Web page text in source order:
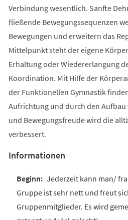
Verbindung wesentlich. Sanfte
fließende Bewegungssequenzen
Bewegungen und erweitern das
Mittelpunkt steht der eigene
Erhaltung oder Wiedererlangung
Koordination. Mit Hilfe der
der Funktionellen Gymnastik
Aufrichtung und durch den
und Bewegungsfreude wird die
verbessert.
Informationen
Jederzeit kann man/
Gruppe ist sehr nett und freut
Gruppenmitglieder. Es wird